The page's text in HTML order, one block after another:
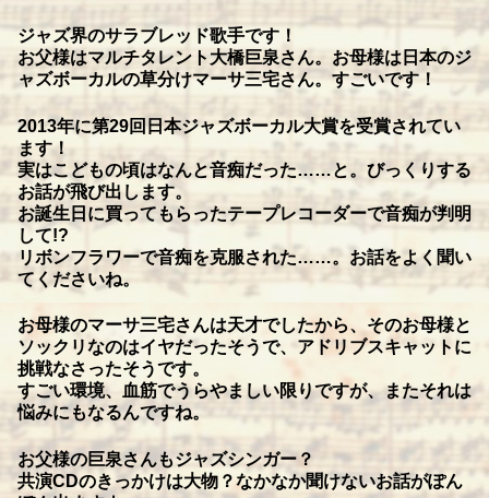
ジャズ界のサラブレッド歌手です！
お父様はマルチタレント大橋巨泉さん。お母様は日本のジ
ャズボーカルの草分けマーサ三宅さん。すごいです！
2013年に第29回日本ジャズボーカル大賞を受賞されてい
ます！
実はこどもの頃はなんと音痴だった……と。びっくりする
お話が飛び出します。
お誕生日に買ってもらったテープレコーダーで音痴が判明
して!?
リボンフラワーで音痴を克服された……。お話をよく聞い
てくださいね。
お母様のマーサ三宅さんは天才でしたから、そのお母様と
ソックリなのはイヤだったそうで、アドリブスキャットに
挑戦なさったそうです。
すごい環境、血筋でうらやましい限りですが、またそれは
悩みにもなるんですね。
お父様の巨泉さんもジャズシンガー？
共演CDのきっかけは大物？なかなか聞けないお話がぽん